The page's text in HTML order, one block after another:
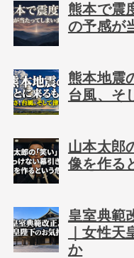
熊本で震
の予感が
熊本地震
台風、そ
山本太郎
像を作る
皇室典範
｜女性
か